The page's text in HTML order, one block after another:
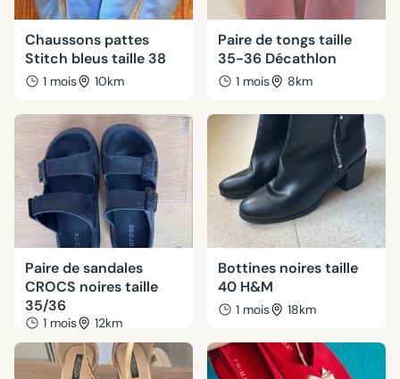
Chaussons pattes
Stitch bleus taille 38
1 mois 10km
Paire de tongs taille
35-36 Décathlon
1 mois 8km
Paire de sandales
CROCS noires taille
35/36
1 mois 12km
Bottines noires taille
40 H&M
1 mois 18km